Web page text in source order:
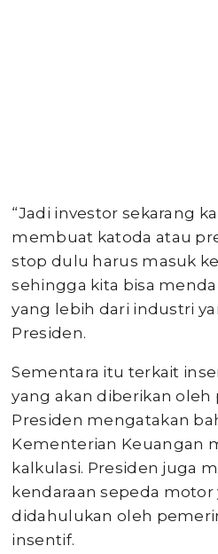
“Jadi investor sekarang
membuat katoda atau
stop dulu harus masuk ke
sehingga kita bisa
yang lebih dari industri
Presiden.
Sementara itu terkait
yang akan diberikan
Presiden mengatakan
Kementerian Keuangan
kalkulasi. Presiden juga
kendaraan sepeda motor
didahulukan oleh
insentif.